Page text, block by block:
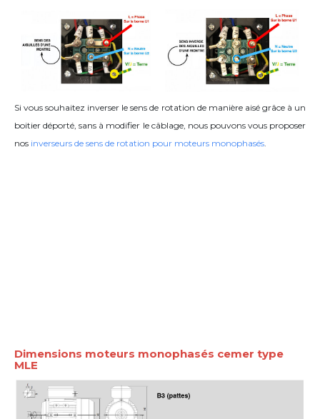
Si vous souhaitez inverser le sens de rotation de manière aisé grâce à un
boitier déporté, sans à modifier le câblage, nous pouvons vous proposer
nos inverseurs de sens de rotation pour moteurs monophasés.
Dimensions moteurs monophasés cemer type
MLE